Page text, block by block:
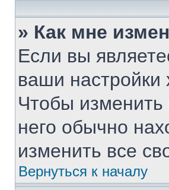
» Как мне
Если вы
ваши настройки
Чтобы
него обычно
изменить все
Вернуться к началу